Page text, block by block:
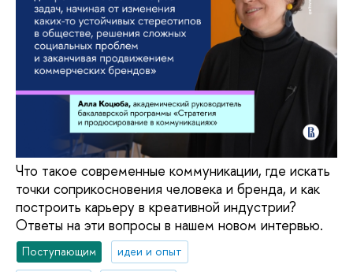
Что такое современные коммуникации, где искать
точки соприкосновения человека и бренда, и как
построить карьеру в креативной индустрии?
Ответы на эти вопросы в нашем новом интервью.
Поступающим
идеи и опыт